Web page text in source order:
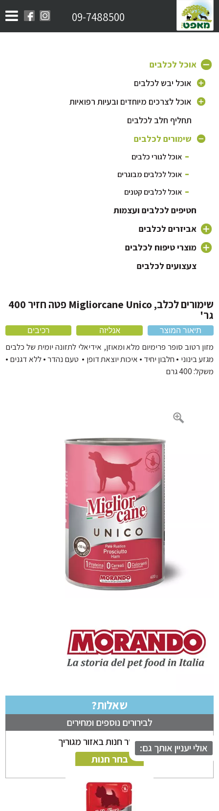
09-7488500
אוכל לכלבים
אוכל יבש לכלבים
אוכל לכלב בוגר
אוכל לגורי כלבים
אוכל לכלב מבוגר
אוכל לכלבים קטנים
אוכל לכלבים מסורסים / אוכל לייט
אוכל לכלבים על בסיס סלמון
אוכל לכלבים על בסיס כבש
אוכל לכלבים על בסיס ברווז
אוכל לכלבים על בסיס עוף
אוכל לצרכים מיוחדים ובעיות רפואיות
אוכל היפואלרגני לכלבים
אוכל לכלבים עם בעיות מפרקים
אוכל לכלבים עם בעיות עור ופרווה
אוכל לבעיות עיכול
אוכל לכלבים פעילים
תחליף חלב לכלבים
שימורים לכלבים
אוכל לגורי כלבים
אוכל לכלבים מבוגרים
אוכל לכלבים קטנים
חטיפים לכלבים ועצמות
אביזרים לכלבים
כלי אוכל לכלב
קולר ורצועה לכלב
מלונה לכלב
אביזרים נוספים
מוצרי טיפוח לכלבים
שמפו לכלבים וטיפוח פרווה
מברשת שיניים לכלב
צעצועים לכלבים
שימורים לכלב, Migliorcane Unico פטה חזיר 400
תיאור המוצר אנליזה רכיבים
רטוב סופר פרימיום מלא ומאוזן, אידיאלי לתזונה יומית של כלבים
בינוני • חלבון יחיד • איכות יוצאת דופן • טעם נהדר • ללא דגנים •
גרם
שאלות?
לבירורים נוספים ומחירים
ניתן לבחור חנות באזור מגוריך
בחר חנות
יעניין אותך גם: